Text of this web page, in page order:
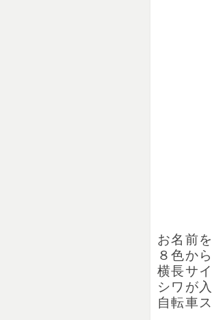
お名前
８色か
横長サ
シワが
自転車